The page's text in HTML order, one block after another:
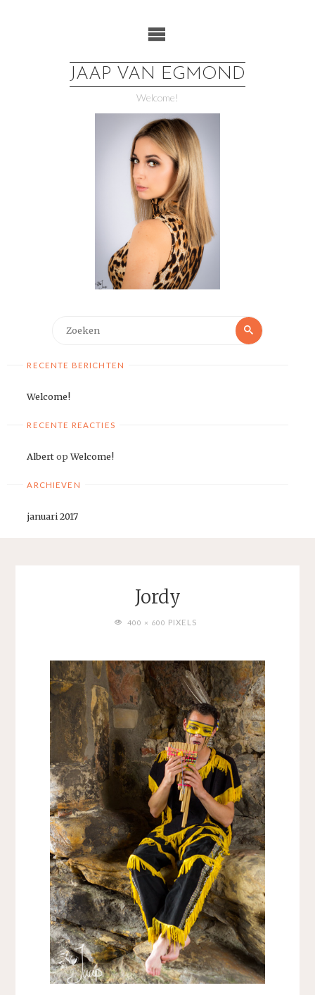
JAAP VAN EGMOND
Welcome!
Zoeken
Zoeken
RECENTE BERICHTEN
Welcome!
RECENTE REACTIES
AlbertopWelcome!
ARCHIEVEN
januari 2017
Jordy
VOLLEDIGE
400 × 600 PIXELS